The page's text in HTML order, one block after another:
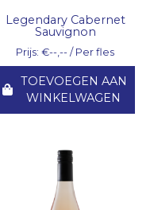
Legendary Cabernet
Sauvignon
Prijs: €--,-- / Per fles
TOEVOEGEN AAN
WINKELWAGEN